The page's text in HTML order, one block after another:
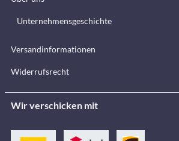
Unternehmensgeschichte
Versandinformationen
Widerrufsrecht
Wir verschicken mit